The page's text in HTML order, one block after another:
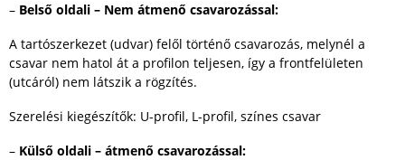
– Belső oldali – Nem átmenő csavarozással:
A tartószerkezet (udvar) felől történő csavarozás, melynél a
csavar nem hatol át a profilon teljesen, így a frontfelületen
(utcáról) nem látszik a rögzítés.
Szerelési kiegészítők: U-profil, L-profil, színes csavar
– Külső oldali – átmenő csavarozással: